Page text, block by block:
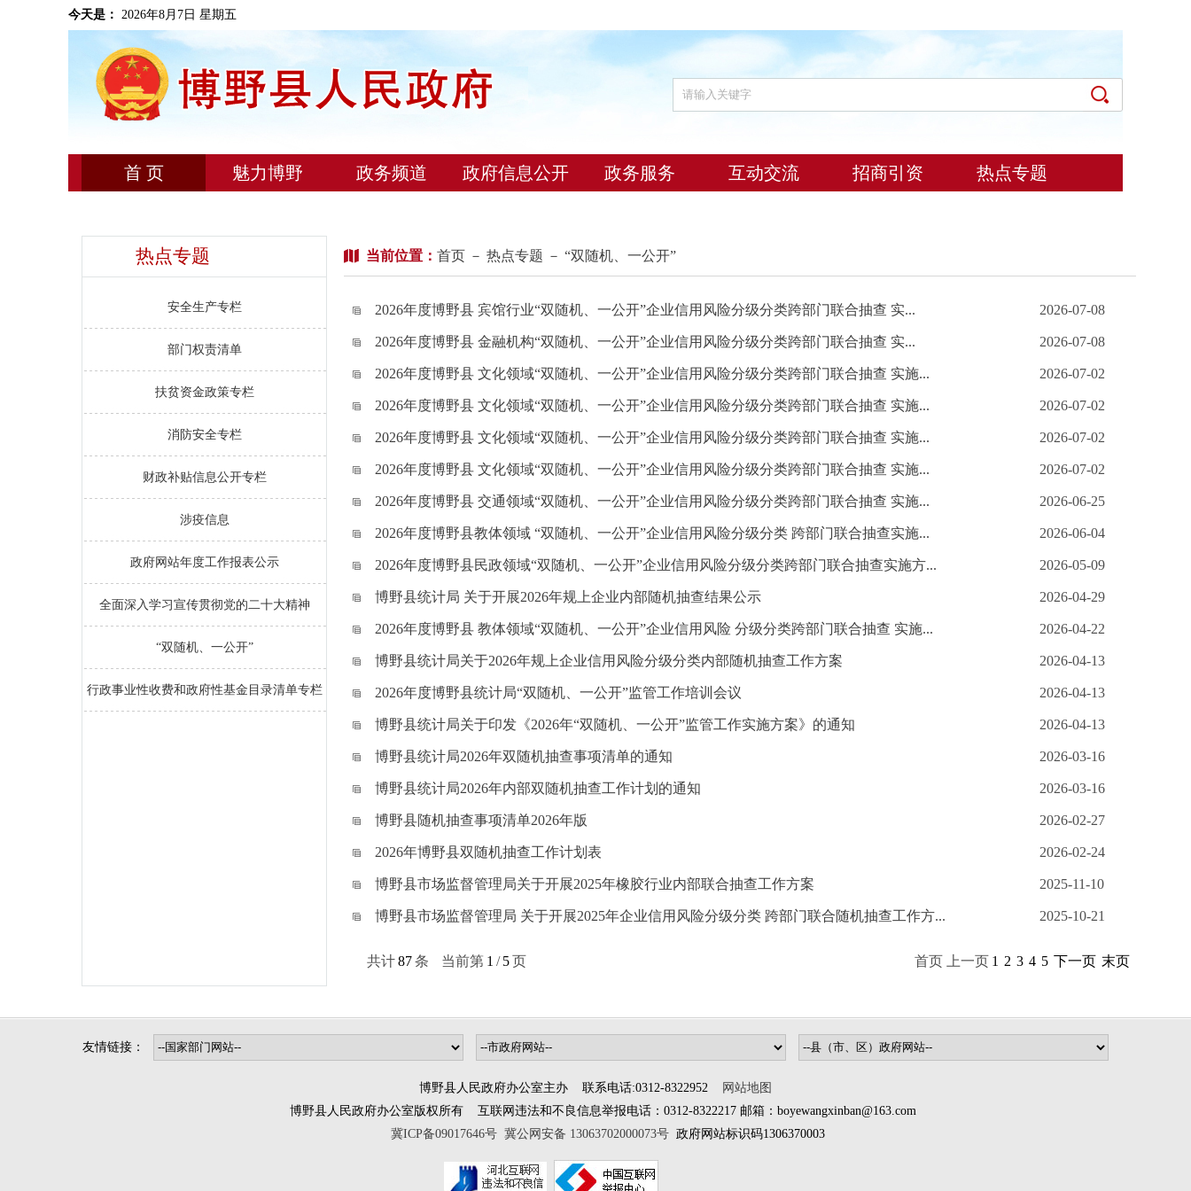
今天是： 2026年8月7日 星期五
首 页 魅力博野 政务频道 政府信息公开 政务服务 互动交流 招商引资 热点专题
热点专题
安全生产专栏
部门权责清单
扶贫资金政策专栏
消防安全专栏
财政补贴信息公开专栏
涉疫信息
政府网站年度工作报表公示
全面深入学习宣传贯彻党的二十大精神
“双随机、一公开”
行政事业性收费和政府性基金目录清单专栏
当前位置： 首页 － 热点专题 － “双随机、一公开”
2026年度博野县 宾馆行业“双随机、一公开”企业信用风险分级分类跨部门联合抽查 实... 2026-07-08
2026年度博野县 金融机构“双随机、一公开”企业信用风险分级分类跨部门联合抽查 实... 2026-07-08
2026年度博野县 文化领域“双随机、一公开”企业信用风险分级分类跨部门联合抽查 实施... 2026-07-02
2026年度博野县 文化领域“双随机、一公开”企业信用风险分级分类跨部门联合抽查 实施... 2026-07-02
2026年度博野县 文化领域“双随机、一公开”企业信用风险分级分类跨部门联合抽查 实施... 2026-07-02
2026年度博野县 文化领域“双随机、一公开”企业信用风险分级分类跨部门联合抽查 实施... 2026-07-02
2026年度博野县 交通领域“双随机、一公开”企业信用风险分级分类跨部门联合抽查 实施... 2026-06-25
2026年度博野县教体领域 “双随机、一公开”企业信用风险分级分类 跨部门联合抽查实施... 2026-06-04
2026年度博野县民政领域“双随机、一公开”企业信用风险分级分类跨部门联合抽查实施方... 2026-05-09
博野县统计局 关于开展2026年规上企业内部随机抽查结果公示 2026-04-29
2026年度博野县 教体领域“双随机、一公开”企业信用风险 分级分类跨部门联合抽查 实施... 2026-04-22
博野县统计局关于2026年规上企业信用风险分级分类内部随机抽查工作方案 2026-04-13
2026年度博野县统计局“双随机、一公开”监管工作培训会议 2026-04-13
博野县统计局关于印发《2026年“双随机、一公开”监管工作实施方案》的通知 2026-04-13
博野县统计局2026年双随机抽查事项清单的通知 2026-03-16
博野县统计局2026年内部双随机抽查工作计划的通知 2026-03-16
博野县随机抽查事项清单2026年版 2026-02-27
2026年博野县双随机抽查工作计划表 2026-02-24
博野县市场监督管理局关于开展2025年橡胶行业内部联合抽查工作方案 2025-11-10
博野县市场监督管理局 关于开展2025年企业信用风险分级分类 跨部门联合随机抽查工作方... 2025-10-21
共计87条 当前第 1 / 5页 首页 上一页 1 2 3 4 5 下一页 末页
友情链接：
博野县人民政府办公室主办 联系电话:0312-8322952
网站地图
博野县人民政府办公室版权所有 互联网违法和不良信息举报电话：0312-8322217 邮箱：boyewangxinban@163.com
冀ICP备09017646号 冀公网安备 13063702000073号 政府网站标识码1306370003